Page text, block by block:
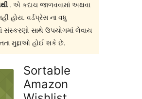
. એ કદાચ જાળવવામાં અથવા
હોય. વર્ડપ્રેસ ના વધુ
સંસ્કરણો સાથે ઉપયોગમાં લેવાય
મુદ્દાઓ હોઈ શકે છે.
Sortable
Amazon